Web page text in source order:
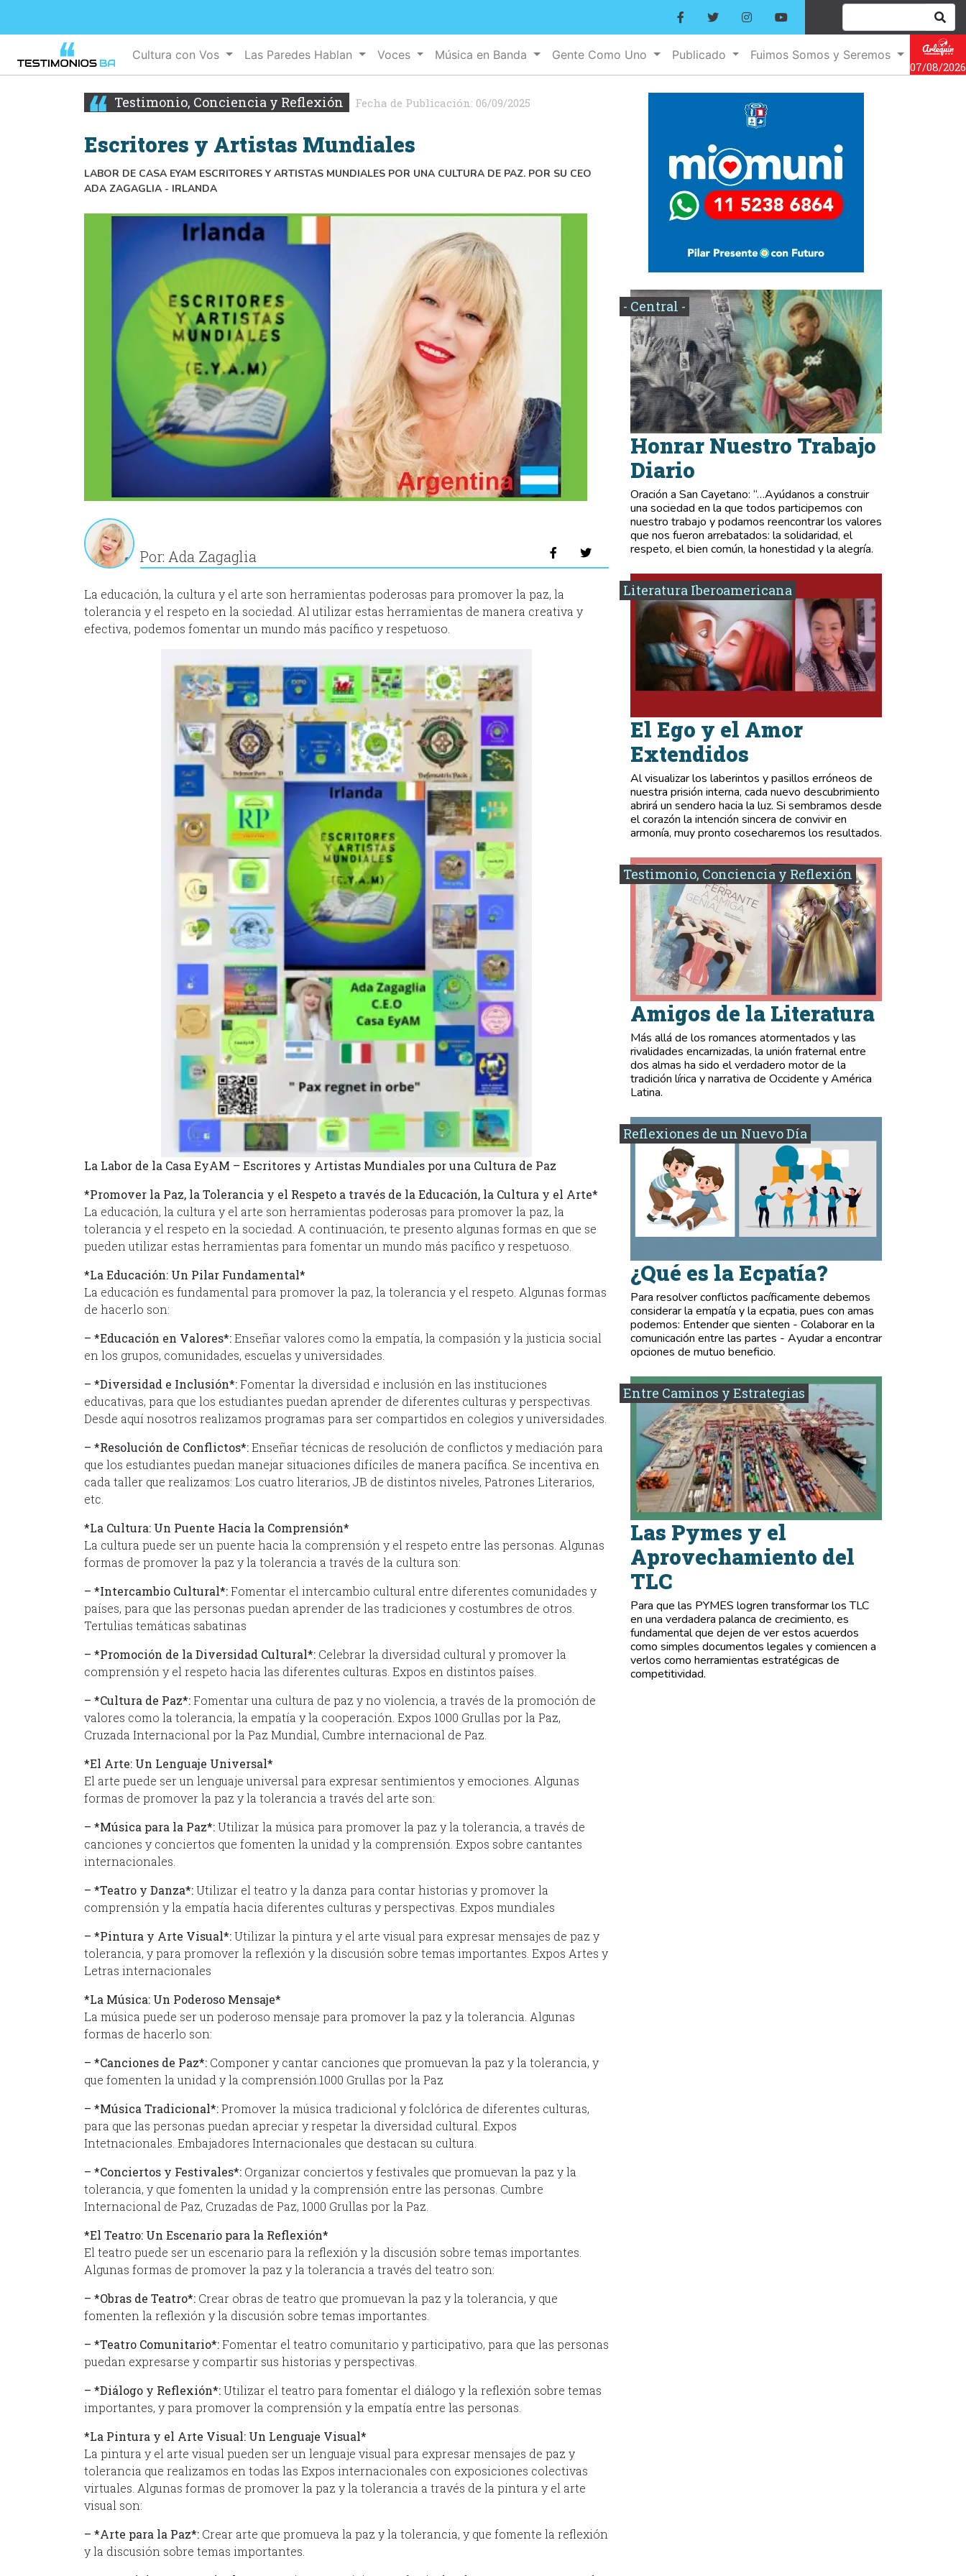
Cultura con Vos Las Paredes Hablan Voces Música en Banda Gente Como Uno Publicado
Fuimos Somos y Seremos
07/08/2026
Testimonio, Conciencia y Reflexión Fecha de Publicación: 06/09/2025
Escritores y Artistas Mundiales
LABOR DE CASA EYAM ESCRITORES Y ARTISTAS MUNDIALES POR UNA CULTURA DE PAZ. POR SU CEO
ADA ZAGAGLIA - IRLANDA
Por: Ada Zagaglia
La educación, la cultura y el arte son herramientas poderosas para promover la paz, la
tolerancia y el respeto en la sociedad. Al utilizar estas herramientas de manera creativa y
efectiva, podemos fomentar un mundo más pacífico y respetuoso.
La Labor de la Casa EyAM – Escritores y Artistas Mundiales por una Cultura de Paz
*Promover la Paz, la Tolerancia y el Respeto a través de la Educación, la Cultura y el Arte*
La educación, la cultura y el arte son herramientas poderosas para promover la paz, la
tolerancia y el respeto en la sociedad. A continuación, te presento algunas formas en que se
pueden utilizar estas herramientas para fomentar un mundo más pacífico y respetuoso.
*La Educación: Un Pilar Fundamental*
La educación es fundamental para promover la paz, la tolerancia y el respeto. Algunas formas
de hacerlo son:
– *Educación en Valores*:Enseñar valores como la empatía, la compasión y la justicia social
en los grupos, comunidades, escuelas y universidades.
– *Diversidad e Inclusión*:Fomentar la diversidad e inclusión en las instituciones
educativas, para que los estudiantes puedan aprender de diferentes culturas y perspectivas.
Desde aquí nosotros realizamos programas para ser compartidos en colegios y universidades.
– *Resolución de Conflictos*:Enseñar técnicas de resolución de conflictos y mediación para
que los estudiantes puedan manejar situaciones difíciles de manera pacífica. Se incentiva en
cada taller que realizamos: Los cuatro literarios, JB de distintos niveles, Patrones Literarios,
etc.
*La Cultura: Un Puente Hacia la Comprensión*
La cultura puede ser un puente hacia la comprensión y el respeto entre las personas. Algunas
formas de promover la paz y la tolerancia a través de la cultura son:
– *Intercambio Cultural*:Fomentar el intercambio cultural entre diferentes comunidades y
países, para que las personas puedan aprender de las tradiciones y costumbres de otros.
Tertulias temáticas sabatinas
– *Promoción de la Diversidad Cultural*: Celebrar la diversidad cultural y promover la
comprensión y el respeto hacia las diferentes culturas. Expos en distintos países.
– *Cultura de Paz*:Fomentar una cultura de paz y no violencia, a través de la promoción de
valores como la tolerancia, la empatía y la cooperación. Expos 1000 Grullas por la Paz,
Cruzada Internacional por la Paz Mundial, Cumbre internacional de Paz.
*El Arte: Un Lenguaje Universal*
El arte puede ser un lenguaje universal para expresar sentimientos y emociones. Algunas
formas de promover la paz y la tolerancia a través del arte son:
– *Música para la Paz*:Utilizar la música para promover la paz y la tolerancia, a través de
canciones y conciertos que fomenten la unidad y la comprensión. Expos sobre cantantes
internacionales.
– *Teatro y Danza*:Utilizar el teatro y la danza para contar historias y promover la
comprensión y la empatía hacia diferentes culturas y perspectivas. Expos mundiales
– *Pintura y Arte Visual*:Utilizar la pintura y el arte visual para expresar mensajes de paz y
tolerancia, y para promover la reflexión y la discusión sobre temas importantes. Expos Artes y
Letras internacionales
*La Música: Un Poderoso Mensaje*
La música puede ser un poderoso mensaje para promover la paz y la tolerancia. Algunas
formas de hacerlo son:
– *Canciones de Paz*: Componer y cantar canciones que promuevan la paz y la tolerancia, y
que fomenten la unidad y la comprensión.1000 Grullas por la Paz
– *Música Tradicional*:Promover la música tradicional y folclórica de diferentes culturas,
para que las personas puedan apreciar y respetar la diversidad cultural. Expos
Intetnacionales. Embajadores Internacionales que destacan su cultura.
– *Conciertos y Festivales*: Organizar conciertos y festivales que promuevan la paz y la
tolerancia, y que fomenten la unidad y la comprensión entre las personas. Cumbre
Internacional de Paz, Cruzadas de Paz, 1000 Grullas por la Paz.
*El Teatro: Un Escenario para la Reflexión*
El teatro puede ser un escenario para la reflexión y la discusión sobre temas importantes.
Algunas formas de promover la paz y la tolerancia a través del teatro son:
– *Obras de Teatro*: Crear obras de teatro que promuevan la paz y la tolerancia, y que
fomenten la reflexión y la discusión sobre temas importantes.
– *Teatro Comunitario*:Fomentar el teatro comunitario y participativo, para que las personas
puedan expresarse y compartir sus historias y perspectivas.
– *Diálogo y Reflexión*:Utilizar el teatro para fomentar el diálogo y la reflexión sobre temas
importantes, y para promover la comprensión y la empatía entre las personas.
*La Pintura y el Arte Visual: Un Lenguaje Visual*
La pintura y el arte visual pueden ser un lenguaje visual para expresar mensajes de paz y
tolerancia que realizamos en todas las Expos internacionales con exposiciones colectivas
virtuales. Algunas formas de promover la paz y la tolerancia a través de la pintura y el arte
visual son:
– *Arte para la Paz*: Crear arte que promueva la paz y la tolerancia, y que fomente la reflexión
y la discusión sobre temas importantes.
- Central -
Honrar Nuestro Trabajo
Diario
Oración a San Cayetano: “…Ayúdanos a construir
una sociedad en la que todos participemos con
nuestro trabajo y podamos reencontrar los valores
que nos fueron arrebatados: la solidaridad, el
respeto, el bien común, la honestidad y la alegría.
Literatura Iberoamericana
El Ego y el Amor
Extendidos
Al visualizar los laberintos y pasillos erróneos de
nuestra prisión interna, cada nuevo descubrimiento
abrirá un sendero hacia la luz. Si sembramos desde
el corazón la intención sincera de convivir en
armonía, muy pronto cosecharemos los resultados.
Testimonio, Conciencia y Reflexión
Amigos de la Literatura
Más allá de los romances atormentados y las
rivalidades encarnizadas, la unión fraternal entre
dos almas ha sido el verdadero motor de la
tradición lírica y narrativa de Occidente y América
Latina.
Reflexiones de un Nuevo Día
¿Qué es la Ecpatía?
Para resolver conflictos pacíficamente debemos
considerar la empatía y la ecpatia, pues con amas
podemos: Entender que sienten - Colaborar en la
comunicación entre las partes - Ayudar a encontrar
opciones de mutuo beneficio.
Entre Caminos y Estrategias
Las Pymes y el
Aprovechamiento del
TLC
Para que las PYMES logren transformar los TLC
en una verdadera palanca de crecimiento, es
fundamental que dejen de ver estos acuerdos
como simples documentos legales y comiencen a
verlos como herramientas estratégicas de
competitividad.